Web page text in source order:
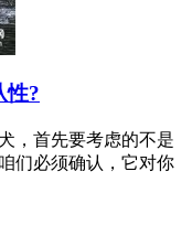
性?
，首先要考虑的不是
们必须确认，它对你